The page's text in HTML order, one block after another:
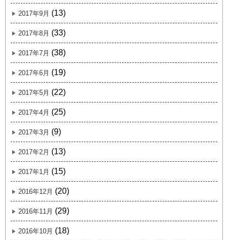
2017年9月 (13)
2017年8月 (33)
2017年7月 (38)
2017年6月 (19)
2017年5月 (22)
2017年4月 (25)
2017年3月 (9)
2017年2月 (13)
2017年1月 (15)
2016年12月 (20)
2016年11月 (29)
2016年10月 (18)